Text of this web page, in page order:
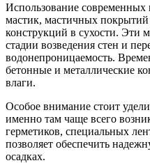
Использование
мастик, мастичных
конструкций в сухости. Эти
стадии возведения стен и
водонепроницаемость.
бетонные и металлические
влаги.
Особое внимание стоит
именно там чаще всего
герметиков, специальных
позволяет обеспечить
осадках.